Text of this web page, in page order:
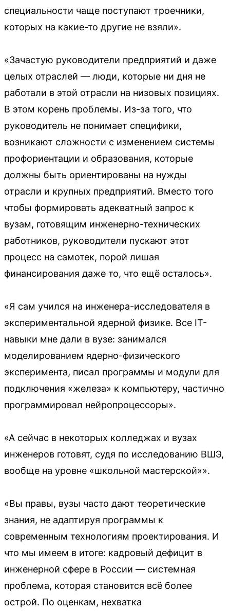
специальности чаще поступают троечники,
которых на какие-то другие не взяли».
«Зачастую руководители предприятий и даже
целых отраслей — люди, которые ни дня не
работали в этой отрасли на низовых позициях.
В этом корень проблемы. Из-за того, что
руководитель не понимает специфики,
возникают сложности с изменением системы
профориентации и образования, которые
должны быть ориентированы на нужды
отрасли и крупных предприятий. Вместо того
чтобы формировать адекватный запрос к
вузам, готовящим инженерно-технических
работников, руководители пускают этот
процесс на самотек, порой лишая
финансирования даже то, что ещё осталось».
«Я сам учился на инженера-исследователя в
экспериментальной ядерной физике. Все IT-
навыки мне дали в вузе: занимался
моделированием ядерно-физического
эксперимента, писал программы и модули для
подключения «железа» к компьютеру, частично
программировал нейропроцессоры».
«А сейчас в некоторых колледжах и вузах
инженеров готовят, судя по исследованию ВШЭ,
вообще на уровне «школьной мастерской»».
«Вы правы, вузы часто дают теоретические
знания, не адаптируя программы к
современным технологиям проектирования. И
что мы имеем в итоге: кадровый дефицит в
инженерной сфере в России — системная
проблема, которая становится всё более
острой. По оценкам, нехватка